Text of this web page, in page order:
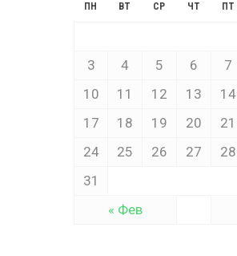
ПН ВТ СР ЧТ ПТ
« Фев
3
4 5 6 7
10
11 12 13 14
17
18 19 20 21
24
25 26 27 28
31